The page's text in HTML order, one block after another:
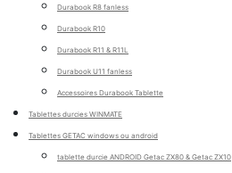
Durabook R8 fanless
Durabook R10
Durabook R11 & R11L
Durabook U11 fanless
Accessoires Durabook Tablette
Tablettes durcies WINMATE
Tablettes GETAC windows ou android
tablette durcie ANDROID Getac ZX80 & Getac ZX10